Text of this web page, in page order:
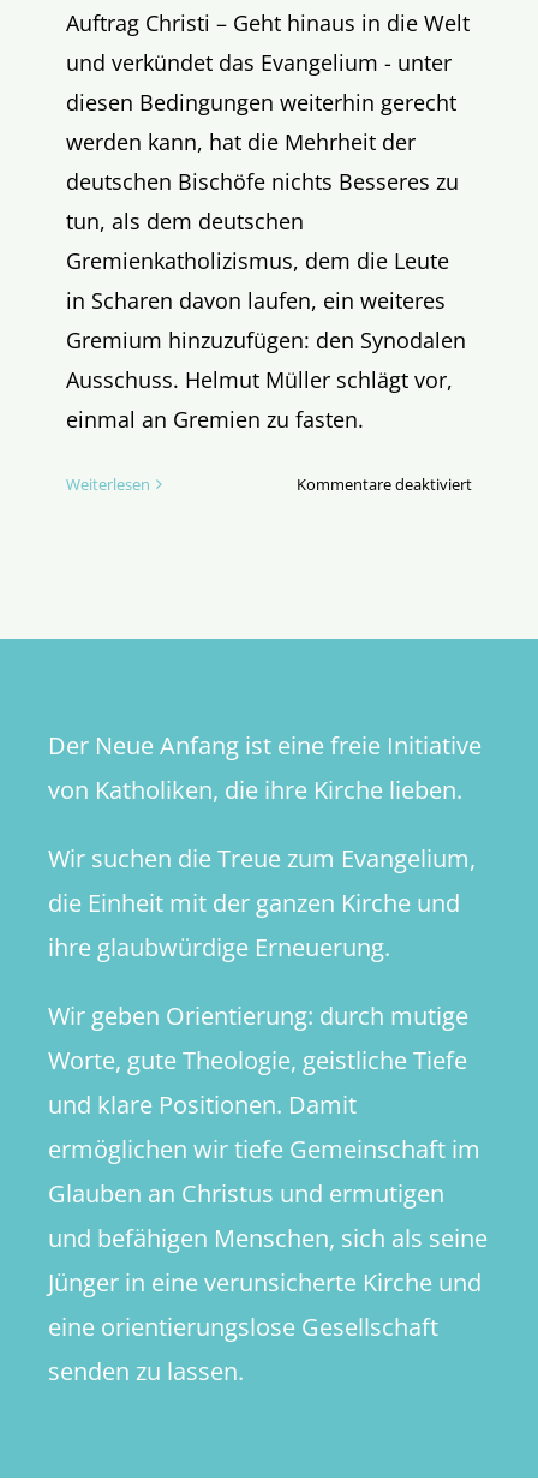
Auftrag Christi – Geht hinaus in die Welt
und verkündet das Evangelium - unter
diesen Bedingungen weiterhin gerecht
werden kann, hat die Mehrheit der
deutschen Bischöfe nichts Besseres zu
tun, als dem deutschen
Gremienkatholizismus, dem die Leute
in Scharen davon laufen, ein weiteres
Gremium hinzuzufügen: den Synodalen
Ausschuss. Helmut Müller schlägt vor,
einmal an Gremien zu fasten.
Weiterlesen Kommentare deaktiviertfür
Der Neue Anfang ist eine freie Initiative
von Katholiken, die ihre Kirche lieben.
Wir suchen die Treue zum Evangelium,
die Einheit mit der ganzen Kirche und
ihre glaubwürdige Erneuerung.
Wir geben Orientierung: durch mutige
Worte, gute Theologie, geistliche Tiefe
und klare Positionen. Damit
ermöglichen wir tiefe Gemeinschaft im
Glauben an Christus und ermutigen
und befähigen Menschen, sich als seine
Jünger in eine verunsicherte Kirche und
eine orientierungslose Gesellschaft
senden zu lassen.